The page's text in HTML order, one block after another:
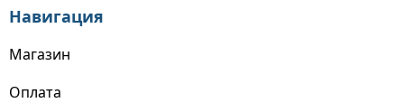
Навигация
Магазин
Оплата